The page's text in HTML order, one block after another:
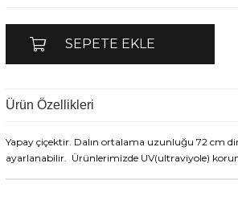
Ürün Özellikleri
Yapay çiçektir. Dalın ortalama uzunluğu 72 cm
ayarlanabilir. Ürünlerimizde UV(ultraviyole)